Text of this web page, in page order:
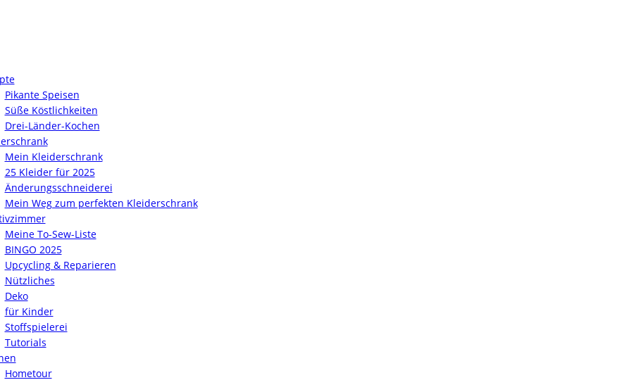
Pikante Speisen
Süße Köstlichkeiten
Drei-Länder-Kochen
Mein Kleiderschrank
25 Kleider für 2025
Änderungsschneiderei
Mein Weg zum perfekten Kleiderschrank
Meine To-Sew-Liste
BINGO 2025
Upcycling & Reparieren
Nützliches
Deko
für Kinder
Stoffspielerei
Tutorials
Hometour